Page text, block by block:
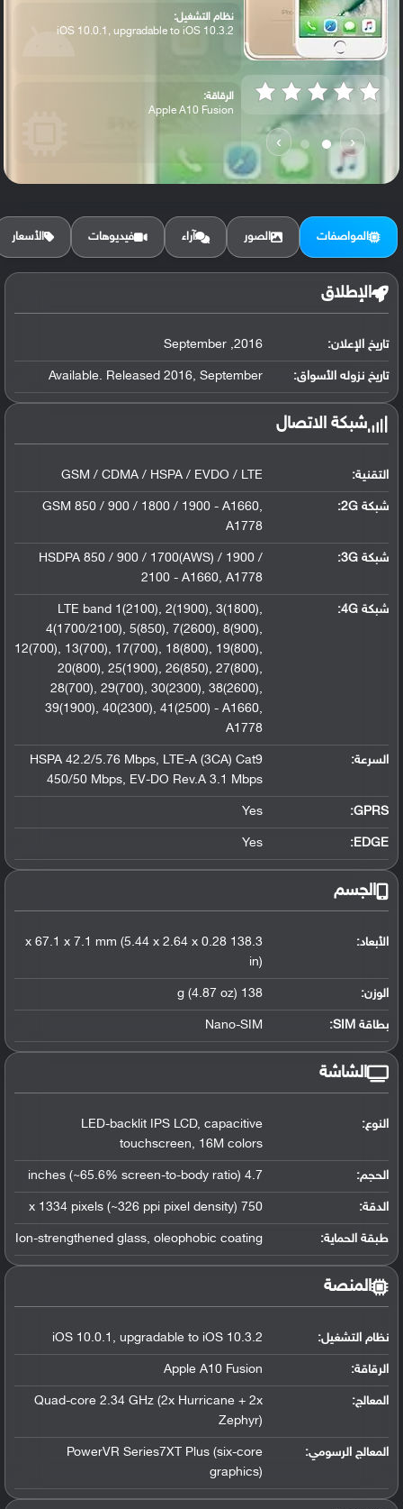
‹
›
نظام التشغيل:
iOS 10.0.1, upgradable to iOS 10.3.2
الرقاقة:
Apple A10 Fusion
الرام / التخزين:
المواصفات الصور آراء فيديوهات الأسعار
الإطلاق
تاريخ الإعلان: 2016, September
تاريخ نزوله الأسواق: Available. Released 2016, September
شبكة الاتصال
التقنية: GSM / CDMA / HSPA / EVDO / LTE
شبكة 2G:
GSM 850 / 900 / 1800 / 1900 - A1660,
A1778
شبكة 3G :
HSDPA 850 / 900 / 1700(AWS) / 1900 /
2100 - A1660, A1778
شبكة 4G :
LTE band 1(2100), 2(1900), 3(1800),
4(1700/2100), 5(850), 7(2600), 8(900),
12(700), 13(700), 17(700), 18(800), 19(800),
20(800), 25(1900), 26(850), 27(800),
28(700), 29(700), 30(2300), 38(2600),
39(1900), 40(2300), 41(2500) - A1660,
A1778
السرعة:
HSPA 42.2/5.76 Mbps, LTE-A (3CA) Cat9
450/50 Mbps, EV-DO Rev.A 3.1 Mbps
GPRS:
Yes
EDGE:
Yes
الجسم
الأبعاد:
138.3 x 67.1 x 7.1 mm (5.44 x 2.64 x 0.28
in)
الوزن: 138 g (4.87 oz)
بطاقة SIM: Nano-SIM
الشاشة
النوع:
LED-backlit IPS LCD, capacitive
touchscreen, 16M colors
الحجم: 4.7 inches (~65.6% screen-to-body ratio)
الدقة: 750 x 1334 pixels (~326 ppi pixel density)
طبقة الحماية: Ion-strengthened glass, oleophobic coating
المنصة
نظام التشغيل:
iOS 10.0.1, upgradable to iOS 10.3.2
الرقاقة:
Apple A10 Fusion
المعالج:
Quad-core 2.34 GHz (2x Hurricane + 2x
Zephyr)
المعالج الرسومي:
PowerVR Series7XT Plus (six-core
graphics)